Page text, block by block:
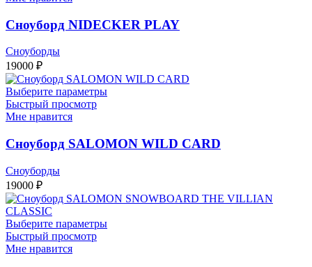
Сноуборд NIDECKER PLAY
Сноуборды
19000 ₽
Выберите параметры
Быстрый просмотр
Мне нравится
Сноуборд SALOMON WILD CARD
Сноуборды
19000 ₽
Выберите параметры
Быстрый просмотр
Мне нравится